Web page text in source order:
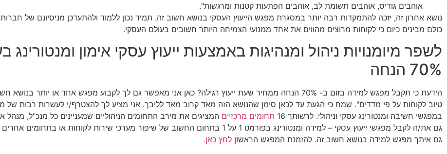
אוהבים גודיס, אוהבים תשומת לב, אוהבים הפתעות קטנות ומרגשות".
נושא אחרון זה, יזכה להתמקדות רבה יותר במסגרת מפגש הייעוץ העסקי בנושא חשוב זה. תמיד נכון ללמוד ולהתעדכן מניסיונם של
כולם מבינים כיום כי לקוחות מרוצים מהווים את אחד ממנועי הצמיחה היותר חשובים בעולם העסקי.
לשפר מיומנויות ניהול ומנהיגות באמצעות ייעוץ עסקי אימון
70% הנחה
הידעת כי תקבל מפגש למידה בזום ב- 70% הנחה ממחיר שעת ייעוץ רגילה? כאן אני מאפשר גם לך לקבוע מפגש אחד או
טיוב לקוחות על פי מדדים". שמח כי הגעת עד לכאן סימן שהנושא הזה מאד קרוב מאד לליבך. אני מציע לך להצטרף/י לעשרות רבות של
במפגשי חשיבה ומנטורינג עסקי וניהולי. לרשותך 16
תחומים מרכזיים המציגים את מירב התחומים הניהוליים שמעניינים כל מנכ"ל,
גם את/ה לקבל מפגשי ייעוץ עסקי – למידה ומנטורינג בפורמט 1 על 1 בתחום החשוב של שיפור מערכי שירות
גם איתך מפגש למידה בנושא חשוב זה. להזמנת המפגש הראשון לחץ כאן.